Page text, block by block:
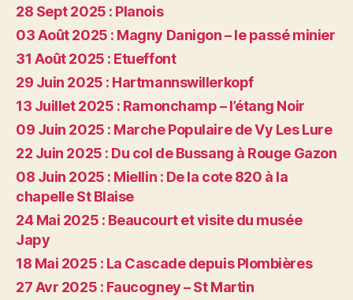
28 Sept 2025 : Planois
03 Août 2025 : Magny Danigon – le passé minier
31 Août 2025 : Etueffont
29 Juin 2025 : Hartmannswillerkopf
13 Juillet 2025 : Ramonchamp – l’étang Noir
09 Juin 2025 : Marche Populaire de Vy Les Lure
22 Juin 2025 : Du col de Bussang à Rouge Gazon
08 Juin 2025 : Miellin : De la cote 820 à la
chapelle St Blaise
24 Mai 2025 : Beaucourt et visite du musée
Japy
18 Mai 2025 : La Cascade depuis Plombières
27 Avr 2025 : Faucogney – St Martin